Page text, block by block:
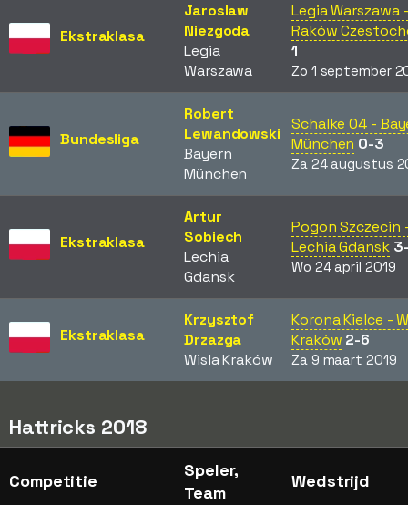
Ekstraklasa
Jaroslaw
Niezgoda
Legia
Warszawa
Legia Warszawa
Raków
1
Zo 1 september
Bundesliga
Robert
Lewandowski
Bayern
München
Schalke 04 -
München 0-3
Za 24 augustus
Ekstraklasa
Artur
Sobiech
Lechia
Gdansk
Pogon Szczecin
Lechia Gdansk
Wo 24 april 2019
Ekstraklasa
Krzysztof
Drzazga
Wisla Kraków
Korona Kielce -
Kraków 2-6
Za 9 maart 2019
Hattricks 2018
Competitie
Speler,
Team
Wedstrijd